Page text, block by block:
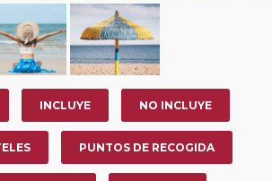
INCLUYE NO INCLUYE
PUNTOS DE RECOGIDA